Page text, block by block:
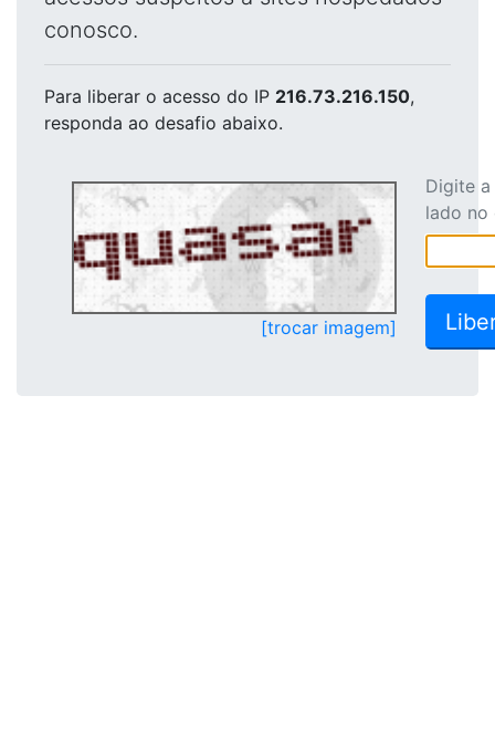
conosco.
Para liberar o acesso do IP 216.73.216.150,
responda ao desafio abaixo.
[trocar imagem]
Digite
lado no